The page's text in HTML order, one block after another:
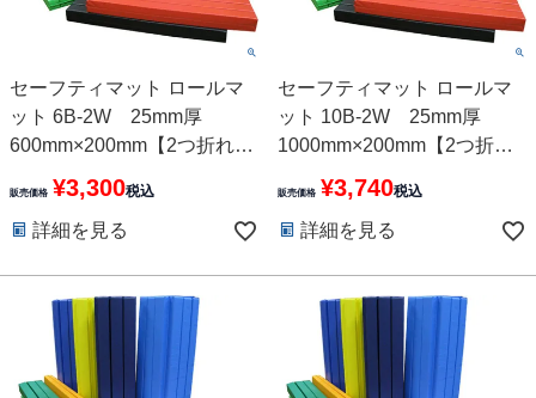
セーフティマット ロールマ
ット 6B-2W 25mm厚
600mm×200mm【2つ折れ】
販売価格 ¥3,300税込
詳細を見る
セーフティマット ロールマ
ット 10B-2W 25mm厚
1000mm×200mm【2つ折
販売価格 ¥3,740税込
詳細を見る